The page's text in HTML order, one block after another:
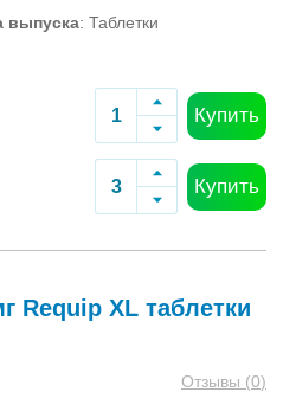
выпуска: Таблетки
Купить
Купить
Requip XL таблетки
Отзывы (0)